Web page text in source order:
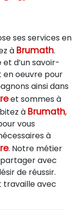
ses services en
à Brumath.
d’un savoir-
en oeuvre pour
ainsi dans
et sommes à
à Brumath,
vous
à
. Notre métier
avec
de réussir.
travaille avec